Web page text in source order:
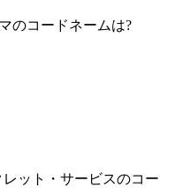
のコードネームは?
ット・サービスのコー